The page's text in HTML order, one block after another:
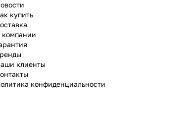
купить
компании
клиенты
конфиденциальности